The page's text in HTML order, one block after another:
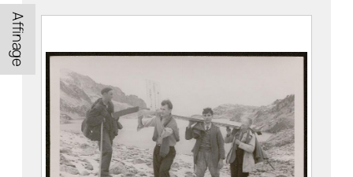
Affinage